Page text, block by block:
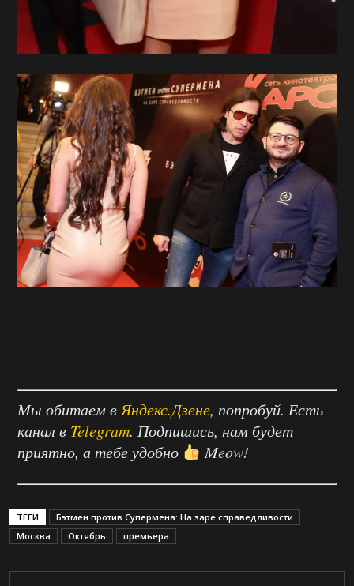
Мы обитаем вЯндекс.Дзене, попробуй. Есть
канал в Telegram. Подпишись, нам будет
приятно, а тебе удобно
Meow!
ТЕГИ
Бэтмен против Супермена: На заре справедливости
Москва
Октябрь премьера